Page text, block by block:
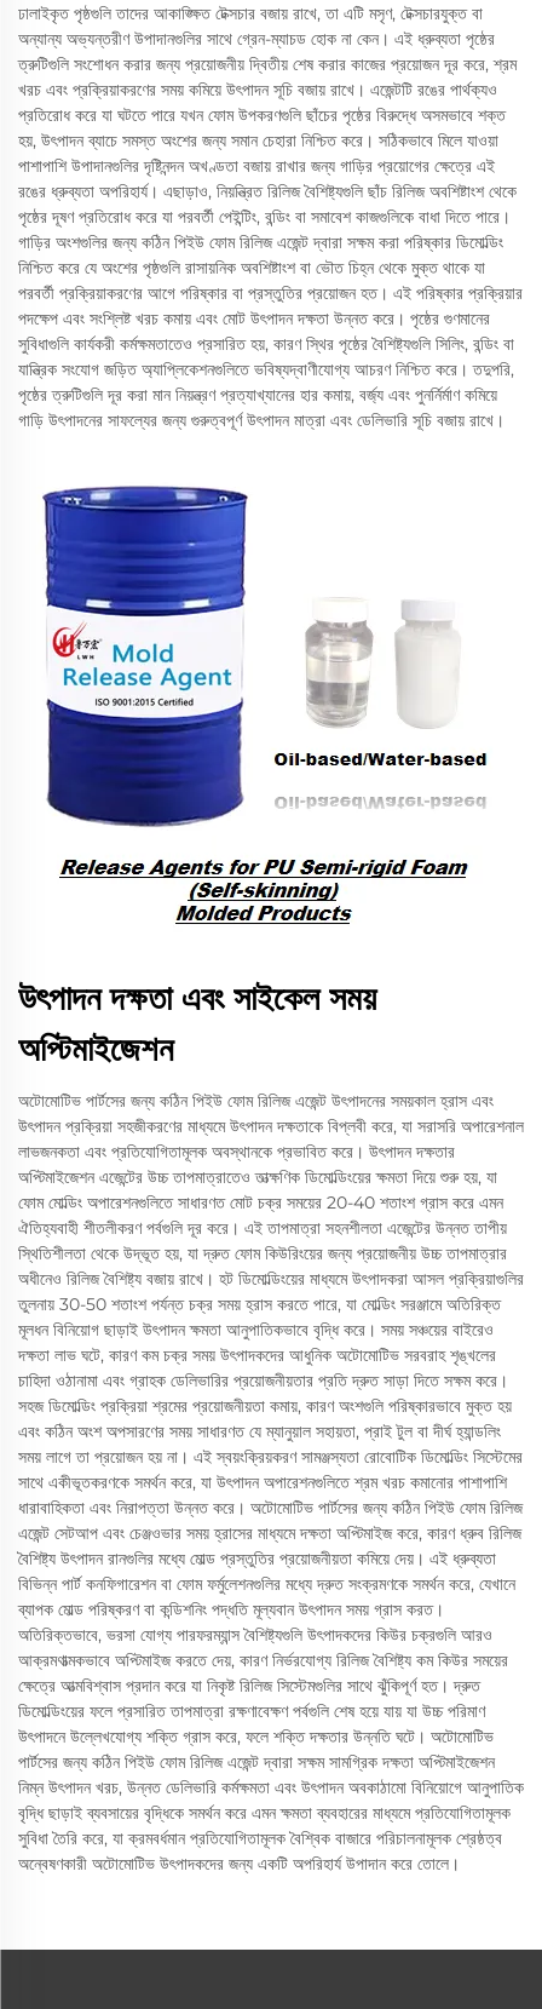
ঢালাইকৃত পৃষ্ঠগুলি তাদের আকাঙ্ক্ষিত টেক্সচার বজায় রাখে, তা এটি মসৃণ, টেক্সচারযুক্ত বা
অন্যান্য অভ্যন্তরীণ উপাদানগুলির সাথে গ্রেন-ম্যাচড হোক না কেন। এই ধ্রুব্যতা পৃষ্ঠের
ত্রুটিগুলি সংশোধন করার জন্য প্রয়োজনীয় দ্বিতীয় শেষ করার কাজের প্রয়োজন দূর করে, শ্রম
খরচ এবং প্রক্রিয়াকরণের সময় কমিয়ে উৎপাদন সূচি বজায় রাখে। এজেন্টটি রঙের পার্থক্যও
প্রতিরোধ করে যা ঘটতে পারে যখন ফোম উপকরণগুলি ছাঁচের পৃষ্ঠের বিরুদ্ধে অসমভাবে শক্ত
হয়, উৎপাদন ব্যাচে সমস্ত অংশের জন্য সমান চেহারা নিশ্চিত করে। সঠিকভাবে মিলে যাওয়া
পাশাপাশি উপাদানগুলির দৃষ্টিনন্দন অখণ্ডতা বজায় রাখার জন্য গাড়ির প্রয়োগের ক্ষেত্রে এই
রঙের ধ্রুব্যতা অপরিহার্য। এছাড়াও, নিয়ন্ত্রিত রিলিজ বৈশিষ্ট্যগুলি ছাঁচ রিলিজ অবশিষ্টাংশ থেকে
পৃষ্ঠের দূষণ প্রতিরোধ করে যা পরবর্তী পেইন্টিং, বন্ডিং বা সমাবেশ কাজগুলিকে বাধা দিতে পারে।
গাড়ির অংশগুলির জন্য কঠিন পিইউ ফোম রিলিজ এজেন্ট দ্বারা সক্ষম করা পরিষ্কার ডিমোল্ডিং
নিশ্চিত করে যে অংশের পৃষ্ঠগুলি রাসায়নিক অবশিষ্টাংশ বা ভৌত চিহ্ন থেকে মুক্ত থাকে যা
পরবর্তী প্রক্রিয়াকরণের আগে পরিষ্কার বা প্রস্তুতির প্রয়োজন হত। এই পরিষ্কার প্রক্রিয়ার
পদক্ষেপ এবং সংশ্লিষ্ট খরচ কমায় এবং মোট উৎপাদন দক্ষতা উন্নত করে। পৃষ্ঠের গুণমানের
সুবিধাগুলি কার্যকরী কর্মক্ষমতাতেও প্রসারিত হয়, কারণ স্থির পৃষ্ঠের বৈশিষ্ট্যগুলি সিলিং, বন্ডিং বা
যান্ত্রিক সংযোগ জড়িত অ্যাপ্লিকেশনগুলিতে ভবিষ্যদ্বাণীযোগ্য আচরণ নিশ্চিত করে। তদুপরি,
পৃষ্ঠের ত্রুটিগুলি দূর করা মান নিয়ন্ত্রণ প্রত্যাখ্যানের হার কমায়, বর্জ্য এবং পুনর্নির্মাণ কমিয়ে
গাড়ি উৎপাদনের সাফল্যের জন্য গুরুত্বপূর্ণ উৎপাদন মাত্রা এবং ডেলিভারি সূচি বজায় রাখে।
উৎপাদন দক্ষতা এবং সাইকেল সময়
অপ্টিমাইজেশন
অটোমোটিভ পার্টসের জন্য কঠিন পিইউ ফোম রিলিজ এজেন্ট উৎপাদনের সময়কাল হ্রাস এবং
উৎপাদন প্রক্রিয়া সহজীকরণের মাধ্যমে উৎপাদন দক্ষতাকে বিপ্লবী করে, যা সরাসরি অপারেশনাল
লাভজনকতা এবং প্রতিযোগিতামূলক অবস্থানকে প্রভাবিত করে। উৎপাদন দক্ষতার
অপ্টিমাইজেশন এজেন্টের উচ্চ তাপমাত্রাতেও তাত্ক্ষণিক ডিমোল্ডিংয়ের ক্ষমতা দিয়ে শুরু হয়, যা
ফোম মোল্ডিং অপারেশনগুলিতে সাধারণত মোট চক্র সময়ের 20-40 শতাংশ গ্রাস করে এমন
ঐতিহ্যবাহী শীতলীকরণ পর্বগুলি দূর করে। এই তাপমাত্রা সহনশীলতা এজেন্টের উন্নত তাপীয়
স্থিতিশীলতা থেকে উদ্ভূত হয়, যা দ্রুত ফোম কিউরিংয়ের জন্য প্রয়োজনীয় উচ্চ তাপমাত্রার
অধীনেও রিলিজ বৈশিষ্ট্য বজায় রাখে। হট ডিমোল্ডিংয়ের মাধ্যমে উৎপাদকরা আসল প্রক্রিয়াগুলির
তুলনায় 30-50 শতাংশ পর্যন্ত চক্র সময় হ্রাস করতে পারে, যা মোল্ডিং সরঞ্জামে অতিরিক্ত
মূলধন বিনিয়োগ ছাড়াই উৎপাদন ক্ষমতা আনুপাতিকভাবে বৃদ্ধি করে। সময় সঞ্চয়ের বাইরেও
দক্ষতা লাভ ঘটে, কারণ কম চক্র সময় উৎপাদকদের আধুনিক অটোমোটিভ সরবরাহ শৃঙ্খলের
চাহিদা ওঠানামা এবং গ্রাহক ডেলিভারির প্রয়োজনীয়তার প্রতি দ্রুত সাড়া দিতে সক্ষম করে।
সহজ ডিমোল্ডিং প্রক্রিয়া শ্রমের প্রয়োজনীয়তা কমায়, কারণ অংশগুলি পরিষ্কারভাবে মুক্ত হয়
এবং কঠিন অংশ অপসারণের সময় সাধারণত যে ম্যানুয়াল সহায়তা, প্রাই টুল বা দীর্ঘ হ্যান্ডলিং
সময় লাগে তা প্রয়োজন হয় না। এই স্বয়ংক্রিয়করণ সামঞ্জস্যতা রোবোটিক ডিমোল্ডিং সিস্টেমের
সাথে একীভূতকরণকে সমর্থন করে, যা উৎপাদন অপারেশনগুলিতে শ্রম খরচ কমানোর পাশাপাশি
ধারাবাহিকতা এবং নিরাপত্তা উন্নত করে। অটোমোটিভ পার্টসের জন্য কঠিন পিইউ ফোম রিলিজ
এজেন্ট সেটআপ এবং চেঞ্জওভার সময় হ্রাসের মাধ্যমে দক্ষতা অপ্টিমাইজ করে, কারণ ধ্রুব রিলিজ
বৈশিষ্ট্য উৎপাদন রানগুলির মধ্যে মোল্ড প্রস্তুতির প্রয়োজনীয়তা কমিয়ে দেয়। এই ধ্রুব্যতা
বিভিন্ন পার্ট কনফিগারেশন বা ফোম ফর্মুলেশনগুলির মধ্যে দ্রুত সংক্রমণকে সমর্থন করে, যেখানে
ব্যাপক মোল্ড পরিষ্করণ বা কন্ডিশনিং পদ্ধতি মূল্যবান উৎপাদন সময় গ্রাস করত।
অতিরিক্তভাবে, ভরসা যোগ্য পারফরম্যান্স বৈশিষ্ট্যগুলি উৎপাদকদের কিউর চক্রগুলি আরও
আক্রমণাত্মকভাবে অপ্টিমাইজ করতে দেয়, কারণ নির্ভরযোগ্য রিলিজ বৈশিষ্ট্য কম কিউর সময়ের
ক্ষেত্রে আত্মবিশ্বাস প্রদান করে যা নিকৃষ্ট রিলিজ সিস্টেমগুলির সাথে ঝুঁকিপূর্ণ হত। দ্রুত
ডিমোল্ডিংয়ের ফলে প্রসারিত তাপমাত্রা রক্ষণাবেক্ষণ পর্বগুলি শেষ হয়ে যায় যা উচ্চ পরিমাণ
উৎপাদনে উল্লেখযোগ্য শক্তি গ্রাস করে, ফলে শক্তি দক্ষতার উন্নতি ঘটে। অটোমোটিভ
পার্টসের জন্য কঠিন পিইউ ফোম রিলিজ এজেন্ট দ্বারা সক্ষম সামগ্রিক দক্ষতা অপ্টিমাইজেশন
নিম্ন উৎপাদন খরচ, উন্নত ডেলিভারি কর্মক্ষমতা এবং উৎপাদন অবকাঠামো বিনিয়োগে আনুপাতিক
বৃদ্ধি ছাড়াই ব্যবসায়ের বৃদ্ধিকে সমর্থন করে এমন ক্ষমতা ব্যবহারের মাধ্যমে প্রতিযোগিতামূলক
সুবিধা তৈরি করে, যা ক্রমবর্ধমান প্রতিযোগিতামূলক বৈশ্বিক বাজারে পরিচালনামূলক শ্রেষ্ঠত্ব
অন্বেষণকারী অটোমোটিভ উৎপাদকদের জন্য একটি অপরিহার্য উপাদান করে তোলে।